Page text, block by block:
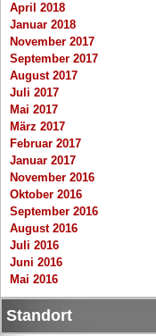
April 2018
Januar 2018
November 2017
September 2017
August 2017
Juli 2017
Mai 2017
März 2017
Februar 2017
Januar 2017
November 2016
Oktober 2016
September 2016
August 2016
Juli 2016
Juni 2016
Mai 2016
Standort